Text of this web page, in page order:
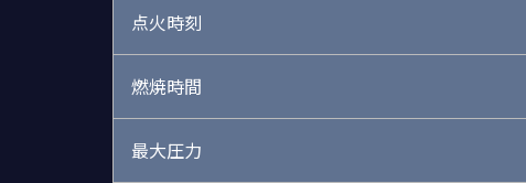
点火時刻
燃焼時間
最大圧力